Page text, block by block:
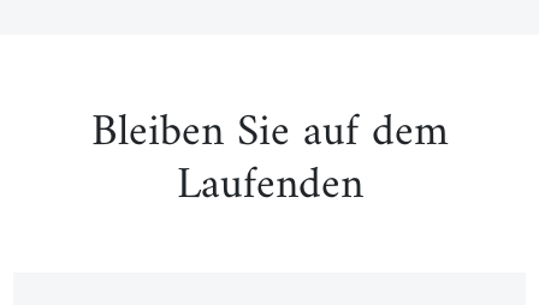
Bleiben Sie auf dem
Laufenden